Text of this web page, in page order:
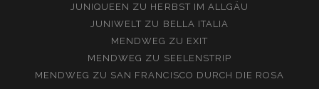
JUNIQUEEN ZU HERBST IM ALLGÄU
JUNIWELT ZU BELLA ITALIA
MENDWEG ZU EXIT
MENDWEG ZU SEELENSTRIP
MENDWEG ZU SAN FRANCISCO DURCH DIE ROSA